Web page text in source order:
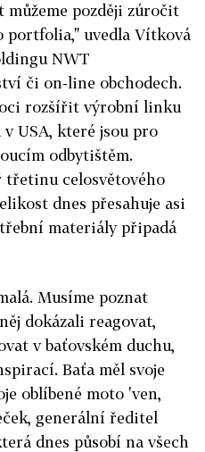
můžeme později zúročit
portfolia," uvedla Vítková
NWT
či on-line obchodech.
rozšířit výrobní linku
USA, které jsou pro
odbytištěm.
třetinu celosvětového
dnes přesahuje asi
materiály připadá
Musíme poznat
dokázali reagovat,
v baťovském duchu,
Baťa měl svoje
oblíbené moto 'ven,
generální ředitel
dnes působí na všech